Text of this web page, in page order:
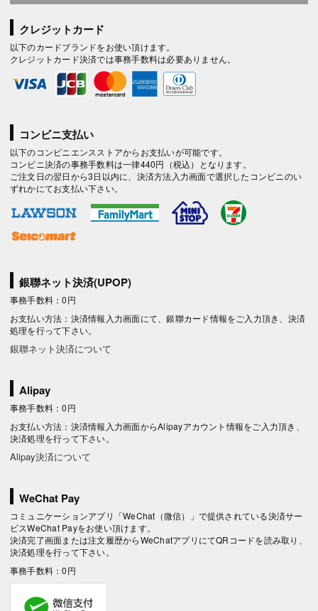
クレジットカード
以下のカードブランドをお使い頂けます。
クレジットカード決済では事務手数料は必要ありません。
コンビニ支払い
以下のコンビニエンスストアからお支払いが可能です。
コンビニ決済の事務手数料は一律440円（税込）となります。
ご注文日の翌日から3日以内に、決済方法入力画面で選択したコンビニのい
ずれかにてお支払い下さい。
銀聯ネット決済(UPOP)
事務手数料：0円
お支払い方法：決済情報入力画面にて、銀聯カード情報をご入力頂き、決済
処理を行って下さい。
銀聯ネット決済について
Alipay
事務手数料：0円
お支払い方法：決済情報入力画面からAlipayアカウント情報をご入力頂き、
決済処理を行って下さい。
Alipay決済について
WeChat Pay
コミュニケーションアプリ「WeChat（微信）」で提供されている決済サー
ビスWeChat Payをお使い頂けます。
決済完了画面または注文履歴からWeChatアプリにてQRコードを読み取り、
決済処理を行って下さい。
事務手数料：0円